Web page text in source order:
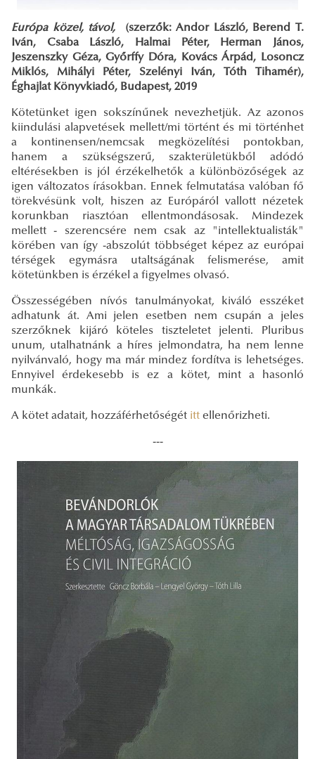
Európa közel, távol,
(szerzők: Andor László, Berend T.
Iván, Csaba László, Halmai Péter, Herman János,
Jeszenszky Géza, Győrffy Dóra, Kovács Árpád, Losoncz
Miklós, Mihályi Péter, Szelényi Iván, Tóth Tihamér),
Éghajlat Könyvkiadó, Budapest, 2019
Kötetünket igen sokszínűnek nevezhetjük. Az azonos
kiindulási alapvetések mellett/mi történt és mi történhet
a kontinensen/nemcsak megközelítési pontokban,
hanem a szükségszerű, szakterületükből adódó
eltérésekben is jól érzékelhetők a különbözőségek az
igen változatos írásokban. Ennek felmutatása valóban fő
törekvésünk volt, hiszen az Európáról vallott nézetek
korunkban riasztóan ellentmondásosak. Mindezek
mellett - szerencsére nem csak az "intellektualisták"
körében van így -abszolút többséget képez az európai
térségek egymásra utaltságának felismerése, amit
kötetünkben is érzékel a figyelmes olvasó.
Összességében nívós tanulmányokat, kiváló esszéket
adhatunk át. Ami jelen esetben nem csupán a jeles
szerzőknek kijáró köteles tiszteletet jelenti. Pluribus
unum, utalhatnánk a híres jelmondatra, ha nem lenne
nyilvánvaló, hogy ma már mindez fordítva is lehetséges.
Ennyivel érdekesebb is ez a kötet, mint a hasonló
munkák.
A kötet adatait, hozzáférhetőségét itt ellenőrizheti.
---